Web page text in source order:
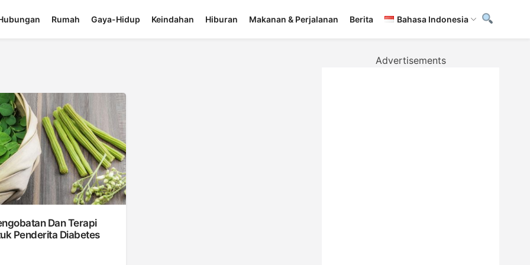
Rumah Gaya-Hidup Keindahan Hiburan Makanan & Perjalanan Berita Bahasa Indonesia
Dan Terapi
Penderita Diabetes
Advertisements